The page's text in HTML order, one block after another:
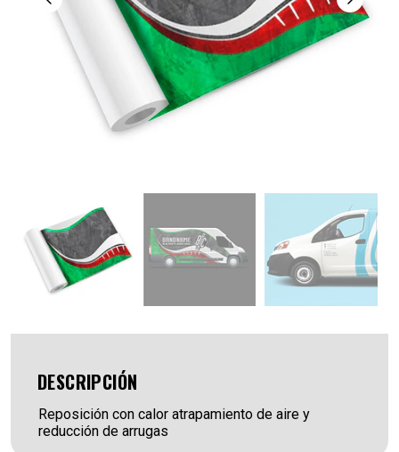
DESCRIPCIÓN
Reposición con calor atrapamiento de aire y
reducción de arrugas